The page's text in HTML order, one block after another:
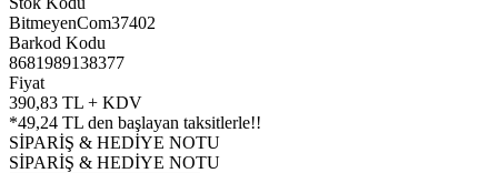
BitmeyenCom37402
Barkod Kodu
8681989138377
Fiyat
390,83 TL + KDV
*49,24 TL den başlayan taksitlerle!!
SİPARİŞ & HEDİYE NOTU
SİPARİŞ & HEDİYE NOTU